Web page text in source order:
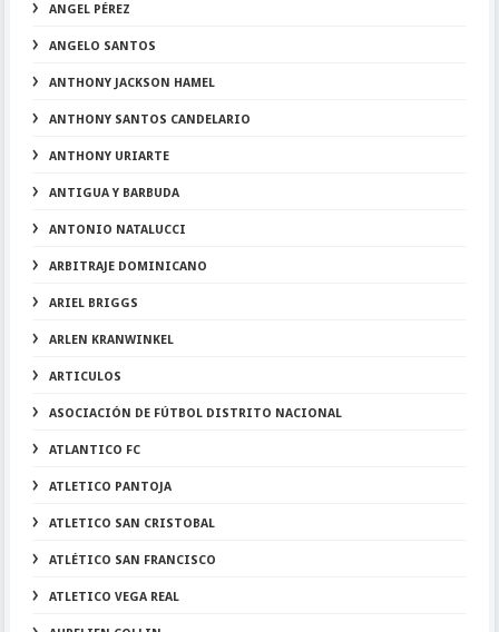
ANGEL PÉREZ
ANGELO SANTOS
ANTHONY JACKSON HAMEL
ANTHONY SANTOS CANDELARIO
ANTHONY URIARTE
ANTIGUA Y BARBUDA
ANTONIO NATALUCCI
ARBITRAJE DOMINICANO
ARIEL BRIGGS
ARLEN KRANWINKEL
ARTICULOS
ASOCIACIÓN DE FÚTBOL DISTRITO NACIONAL
ATLANTICO FC
ATLETICO PANTOJA
ATLETICO SAN CRISTOBAL
ATLÉTICO SAN FRANCISCO
ATLETICO VEGA REAL